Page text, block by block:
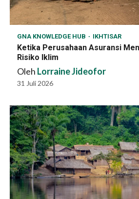
GNA KNOWLEDGE HUB IKHTISAR
Ketika Perusahaan Asuransi
Risiko Iklim
Oleh Lorraine Jideofor
31 Juli 2026